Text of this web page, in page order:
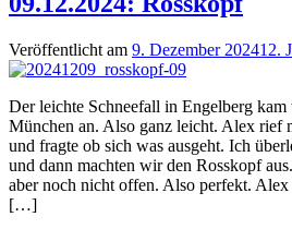
Veröffentlicht am 9. Dezember 202412.
Der leichte Schneefall in Engelberg kam
München an. Also ganz leicht. Alex rief
und fragte ob sich was ausgeht. Ich
und dann machten wir den Rosskopf
aber noch nicht offen. Also perfekt.
[…]